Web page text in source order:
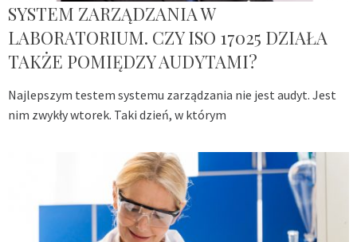
SYSTEM ZARZĄDZANIA W
LABORATORIUM. CZY ISO 17025 DZIAŁA
TAKŻE POMIĘDZY AUDYTAMI?
Najlepszym testem systemu zarządzania nie jest audyt. Jest
nim zwykły wtorek. Taki dzień, w którym